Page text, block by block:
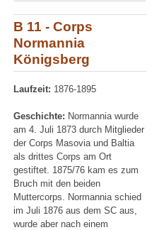
B 11 - Corps
Normannia
Königsberg
Laufzeit: 1876-1895
Geschichte: Normannia wurde
am 4. Juli 1873 durch Mitglieder
der Corps Masovia und Baltia
als drittes Corps am Ort
gestiftet. 1875/76 kam es zum
Bruch mit den beiden
Muttercorps. Normannia schied
im Juli 1876 aus dem SC aus,
wurde aber nach einem